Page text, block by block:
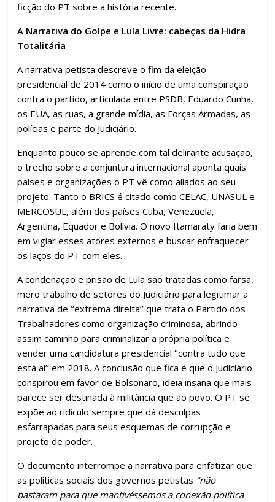
ficção do PT sobre a história recente.
A Narrativa do Golpe e Lula Livre: cabeças da Hidra
Totalitária
A narrativa petista descreve o fim da eleição
presidencial de 2014 como o início de uma conspiração
contra o partido, articulada entre PSDB, Eduardo Cunha,
os EUA, as ruas, a grande mídia, as Forças Armadas, as
polícias e parte do Judiciário.
Enquanto pouco se aprende com tal delirante acusação,
o trecho sobre a conjuntura internacional aponta quais
países e organizações o PT vê como aliados ao seu
projeto. Tanto o BRICS é citado como CELAC, UNASUL e
MERCOSUL, além dos países Cuba, Venezuela,
Argentina, Equador e Bolívia. O novo Itamaraty faria bem
em vigiar esses atores externos e buscar enfraquecer
os laços do PT com eles.
A condenação e prisão de Lula são tratadas como farsa,
mero trabalho de setores do Judiciário para legitimar a
narrativa de ‘‘extrema direita’’ que trata o Partido dos
Trabalhadores como organização criminosa, abrindo
assim caminho para criminalizar a própria política e
vender uma candidatura presidencial ‘’contra tudo que
está aí’’ em 2018. A conclusão que fica é que o Judiciário
conspirou em favor de Bolsonaro, ideia insana que mais
parece ser destinada à militância que ao povo. O PT se
expõe ao ridículo sempre que dá desculpas
esfarrapadas para seus esquemas de corrupção e
projeto de poder.
O documento interrompe a narrativa para enfatizar que
as políticas sociais dos governos petistas ‘‘não
bastaram para que mantivéssemos a conexão política